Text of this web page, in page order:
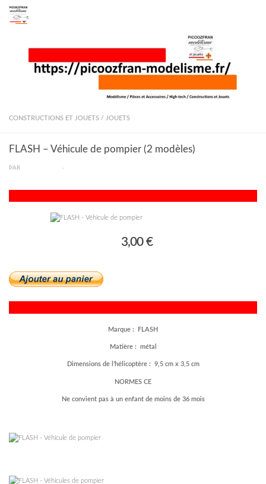
Skip to content
CONSTRUCTIONS ET JOUETS / JOUETS
FLASH – Véhicule de pompier (2 modèles)
PAR ·
3,00 €
Marque : FLASH
Matière : métal
Dimensions de l’hélicoptère : 9,5 cm x 3,5 cm
NORMES CE
Ne convient pas à un enfant de moins de 36 mois